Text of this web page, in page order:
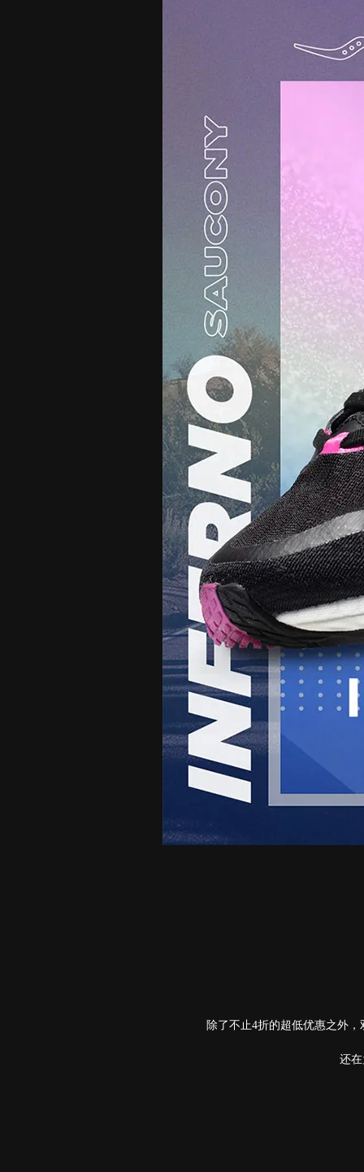
除了不止4折的超低优惠之外
还